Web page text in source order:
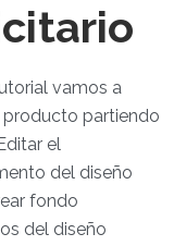
vamos a
producto partiendo
el
del diseño
fondo
del diseño